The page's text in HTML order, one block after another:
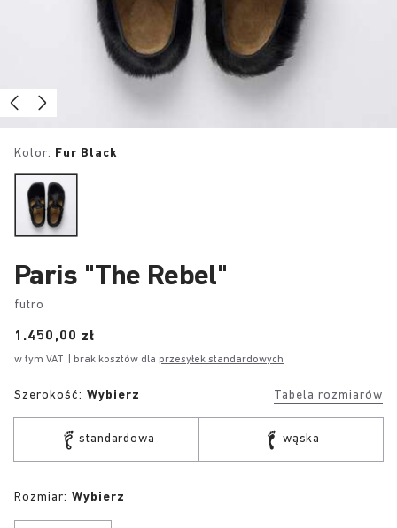
Kolor: Fur Black
Paris "The Rebel"
futro
Price:
1.450,00 zł
w tym VAT | brak kosztów dla przesyłek standardowych
Szerokość: Wybierz Tabela rozmiarów
standardowa wąska
Rozmiar: Wybierz